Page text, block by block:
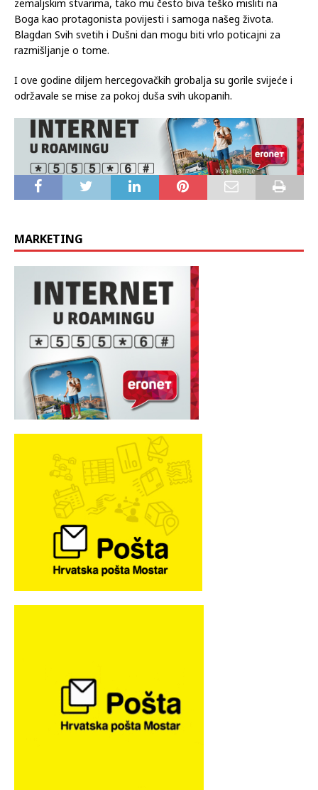
zemaljskim stvarima, tako mu često biva teško misliti na
Boga kao protagonista povijesti i samoga našeg života.
Blagdan Svih svetih i Dušni dan mogu biti vrlo poticajni za
razmišljanje o tome.
I ove godine diljem hercegovačkih grobalja su gorile svijeće i
održavale se mise za pokoj duša svih ukopanih.
MARKETING